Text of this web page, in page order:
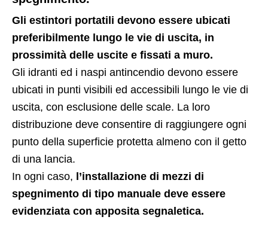
Gli estintori portatili devono essere ubicati
preferibilmente lungo le vie di uscita, in
prossimità delle uscite e fissati a muro.
Gli idranti ed i naspi antincendio devono essere
ubicati in punti visibili ed accessibili lungo le vie di
uscita, con esclusione delle scale. La loro
distribuzione deve consentire di raggiungere ogni
punto della superficie protetta almeno con il getto
di una lancia.
In ogni caso, l’installazione di mezzi di
spegnimento di tipo manuale deve essere
evidenziata con apposita segnaletica.